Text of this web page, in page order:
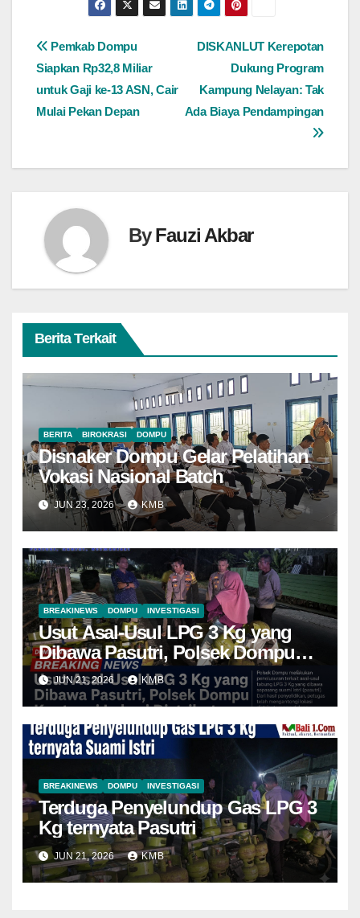
Navigasi
pos
DISKANLUT Kerepotan
Dukung Program
Kampung Nelayan: Tak
Ada Biaya Pendampingan
Pemkab Dompu
Siapkan Rp32,8 Miliar
untuk Gaji ke-13 ASN, Cair
Mulai Pekan Depan
ByFauzi Akbar
Berita Terkait
BERITA BIROKRASI DOMPU
Disnaker Dompu Gelar Pelatihan
Vokasi Nasional Batch
JUN 23, 2026 KMB
BREAKINEWS DOMPU INVESTIGASI
Usut Asal-Usul LPG 3 Kg yang
Dibawa Pasutri, Polsek Dompu
Kantongi Lokasi Distributor
JUN 21, 2026 KMB
BREAKINEWS DOMPU INVESTIGASI
Terduga Penyelundup Gas LPG 3
Kg ternyata Pasutri
JUN 21, 2026 KMB